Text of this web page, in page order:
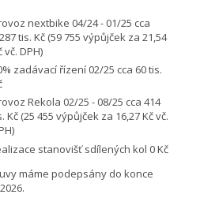
nextbike 04/24 - 01/25 cca
tis. Kč (59 755 výpůjček za 21,54
vč. DPH)
zadávací řízení 02/25 cca 60 tis.
Rekola 02/25 - 08/25 cca 414
Kč (25 455 výpůjček za 16,27 Kč vč.
stanovišť sdílených kol 0 Kč
máme podepsány do konce